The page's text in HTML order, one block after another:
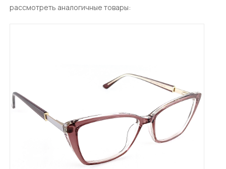
рассмотреть аналогичные товары: